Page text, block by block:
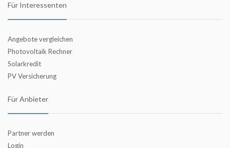
Für Interessenten
Angebote vergleichen
Photovoltaik Rechner
Solarkredit
PV Versicherung
Für Anbieter
Partner werden
Login